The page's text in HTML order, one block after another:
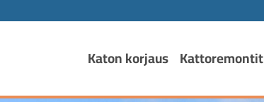
Katon korjaus Kattoremontit